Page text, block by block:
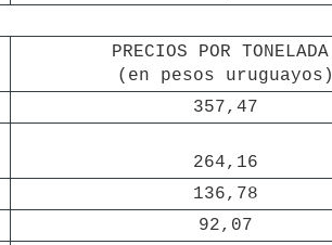
PRECIOS POR TONELADA
(en pesos uruguayos)
357,47
264,16
136,78
92,07